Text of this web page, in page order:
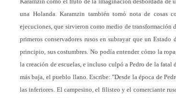
una Holanda. Karamzin también tomó nota de
ejecuciones, que sirvieron como medio de
primeros conservadores rusos en subrayar que un
principio, sus costumbres. No podía entender cómo la
la creación de escuelas, e incluso culpó a Pedro de la
más baja, el pueblo llano. Escribe: "Desde la época de
las inferiores. El campesino, el filisteo y el comerciante